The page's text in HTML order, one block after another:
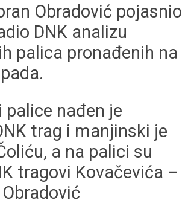
Obradović pojasnio
DNK analizu
palica pronađenih na
palice nađen je
trag i manjinski je
a na palici su
tragovi Kovačevića –